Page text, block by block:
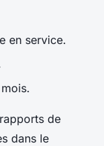
en service.
de
dans le